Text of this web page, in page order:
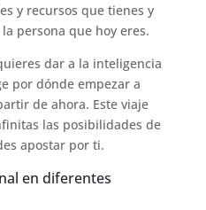
y recursos que tienes y
persona que hoy eres.
dar a la inteligencia
por dónde empezar a
de ahora. Este viaje
las posibilidades de
apostar por ti.
en diferentes